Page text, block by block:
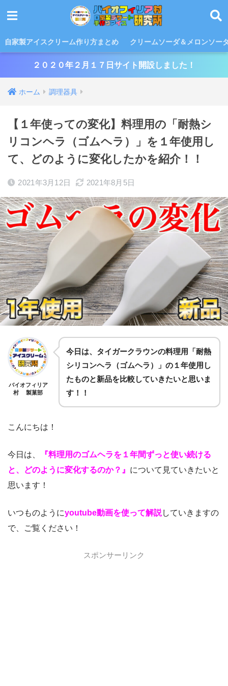
自家製アイスクリーム作り方まとめ クリームソーダ＆メロンソー
２０２０年２月１７日サイト開設しました！
ホーム 調理器具
【１年使っての変化】料理用の「耐熱シ
リコンヘラ（ゴムヘラ）」を１年使用し
て、どのように変化したかを紹介！！
2021年3月12日 2021年8月5日
バイオフィリア
村 製菓部
今日は、タイガークラウンの料理用「耐熱
シリコンヘラ（ゴムヘラ）」の１年使用し
たものと新品を比較していきたいと思いま
す！！
こんにちは！
今日は、
『料理用のゴムヘラを１年間ずっと使い続ける
と、どのように変化するのか？』 について見ていきたいと
思います！
いつものようにyoutube動画を使って解説していきますの
で、ご覧ください！
スポンサーリンク